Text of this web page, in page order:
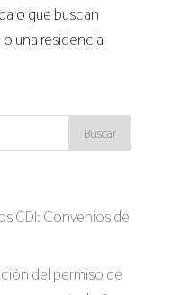
o que buscan
una residencia
CDI: Convenios de
del permiso de